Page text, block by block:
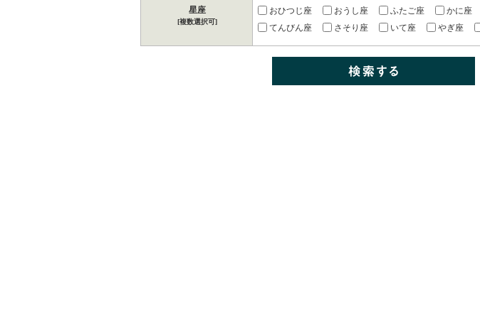
星座
[複数選択可]
おひつじ座
おうし座 ふたご座 かに座
てんびん座
さそり座 いて座 やぎ座